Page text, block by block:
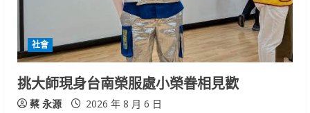
社會
挑大師現身台南榮服處小榮眷相見歡
蔡 永源 2026 年 8 月 6 日